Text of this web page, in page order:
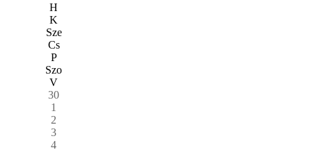
H
K
Sze
Cs
P
Szo
V
30
1
2
3
4